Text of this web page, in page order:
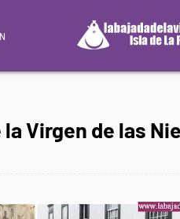
Virgen de las